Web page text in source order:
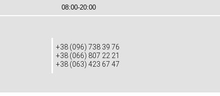
08:00-20:00
+38 (096) 738 39 76
+38 (066) 807 22 21
+38 (063) 423 67 47